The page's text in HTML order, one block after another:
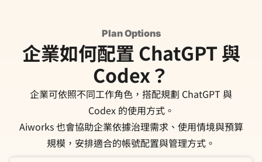
Plan Options
企業如何配置 ChatGPT 與
Codex？
企業可依照不同工作角色，搭配規劃 ChatGPT 與
Codex 的使用方式。
Aiworks 也會協助企業依據治理需求、使用情境與預算
規模，安排適合的帳號配置與管理方式。